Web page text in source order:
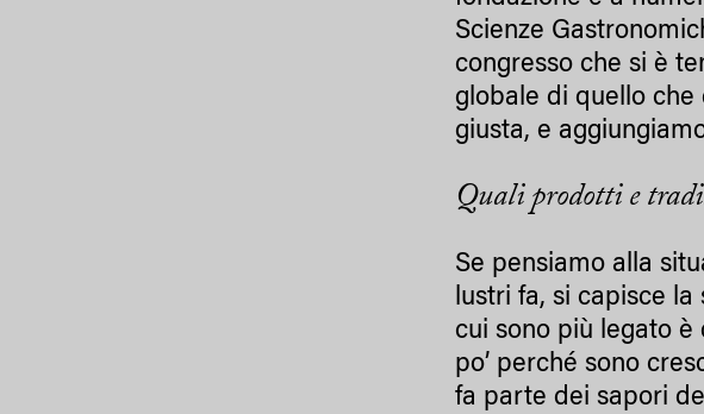
Scienze
congresso che si è
globale di quello che
giusta, e
Quali prodotti e
Se pensiamo alla
lustri fa, si capisce
cui sono più legato è
po’ perché sono
fa parte dei sapori